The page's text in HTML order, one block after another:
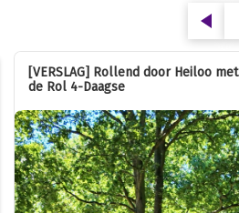
[VERSLAG] Rollend door Heiloo met
de Rol 4-Daagse